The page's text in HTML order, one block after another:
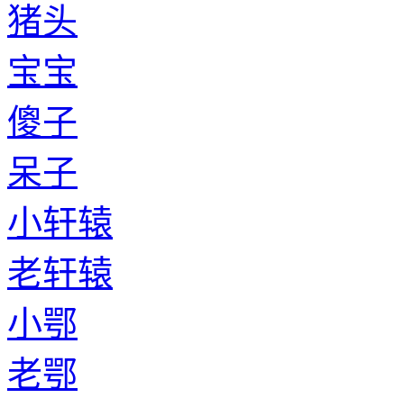
猪头
宝宝
傻子
呆子
小轩辕
老轩辕
小鄂
老鄂